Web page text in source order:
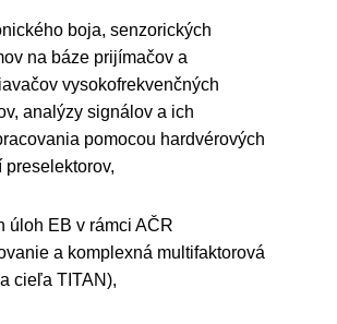
boja, senzorických
na báze prijímačov a
vysokofrekvenčných
analýzy signálov a ich
pomocou hardvérových
preselektorov,
úloh EB v rámci AČR
a komplexná multifaktorová
cieľa TITAN),